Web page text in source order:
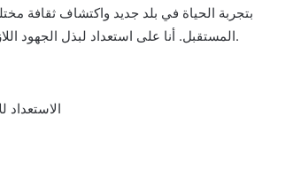
بتجربة الحياة في بلد جديد واكتشاف ثقافة
المستقبل. أنا على استعداد لبذل الجهود اللازمة لتحقيق النجاح والرضا العام في الحياة الزوجية في هذه البلاد الرائعة.
الاستعداد